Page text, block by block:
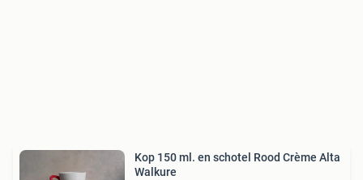
Kop 150 ml. en schotel Rood Crème Alta
Walkure